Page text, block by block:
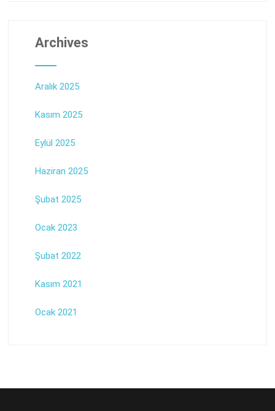
Archives
Aralık 2025
Kasım 2025
Eylül 2025
Haziran 2025
Şubat 2025
Ocak 2023
Şubat 2022
Kasım 2021
Ocak 2021